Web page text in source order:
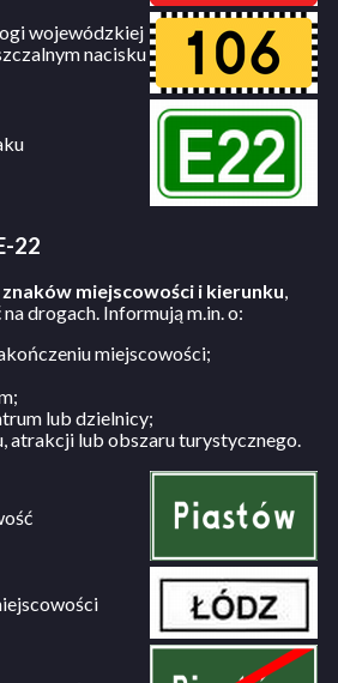
wojewódzkiej
nacisku
22
znaków miejscowości i kierunku,
drogach. Informują m.in. o:
miejscowości;
lub dzielnicy;
atrakcji lub obszaru turystycznego.